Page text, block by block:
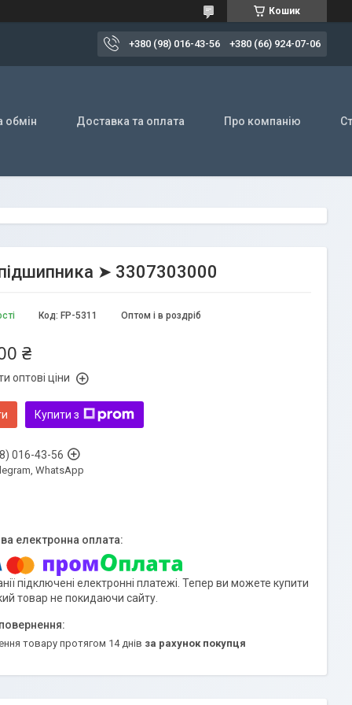
Кошик
+380 (98) 016-43-56 +380 (66) 924-07-06
обмін Доставка та оплата Про компанію
➤ 3307303000
Оптом і в роздріб
Код: FP-5311
₴
оптові ціни
Купити з
016-43-56
WhatsApp
підключені електронні платежі. Тепер ви можете купити
товар не покидаючи сайту.
товару протягом 14 днів за рахунок покупця